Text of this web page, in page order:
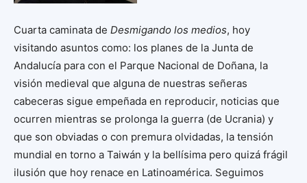
Cuarta caminata de Desmigando los medios, hoy
visitando asuntos como: los planes de la Junta de
Andalucía para con el Parque Nacional de Doñana, la
visión medieval que alguna de nuestras señeras
cabeceras sigue empeñada en reproducir, noticias que
ocurren mientras se prolonga la guerra (de Ucrania) y
que son obviadas o con premura olvidadas, la tensión
mundial en torno a Taiwán y la bellísima pero quizá frágil
ilusión que hoy renace en Latinoamérica. Seguimos